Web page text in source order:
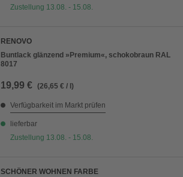
Zustellung 13.08. - 15.08.
RENOVO
Buntlack glänzend »Premium«, schokobraun RAL
8017
19,99 € (26,65 € / l)
Verfügbarkeit im Markt prüfen
lieferbar
Zustellung 13.08. - 15.08.
SCHÖNER WOHNEN FARBE